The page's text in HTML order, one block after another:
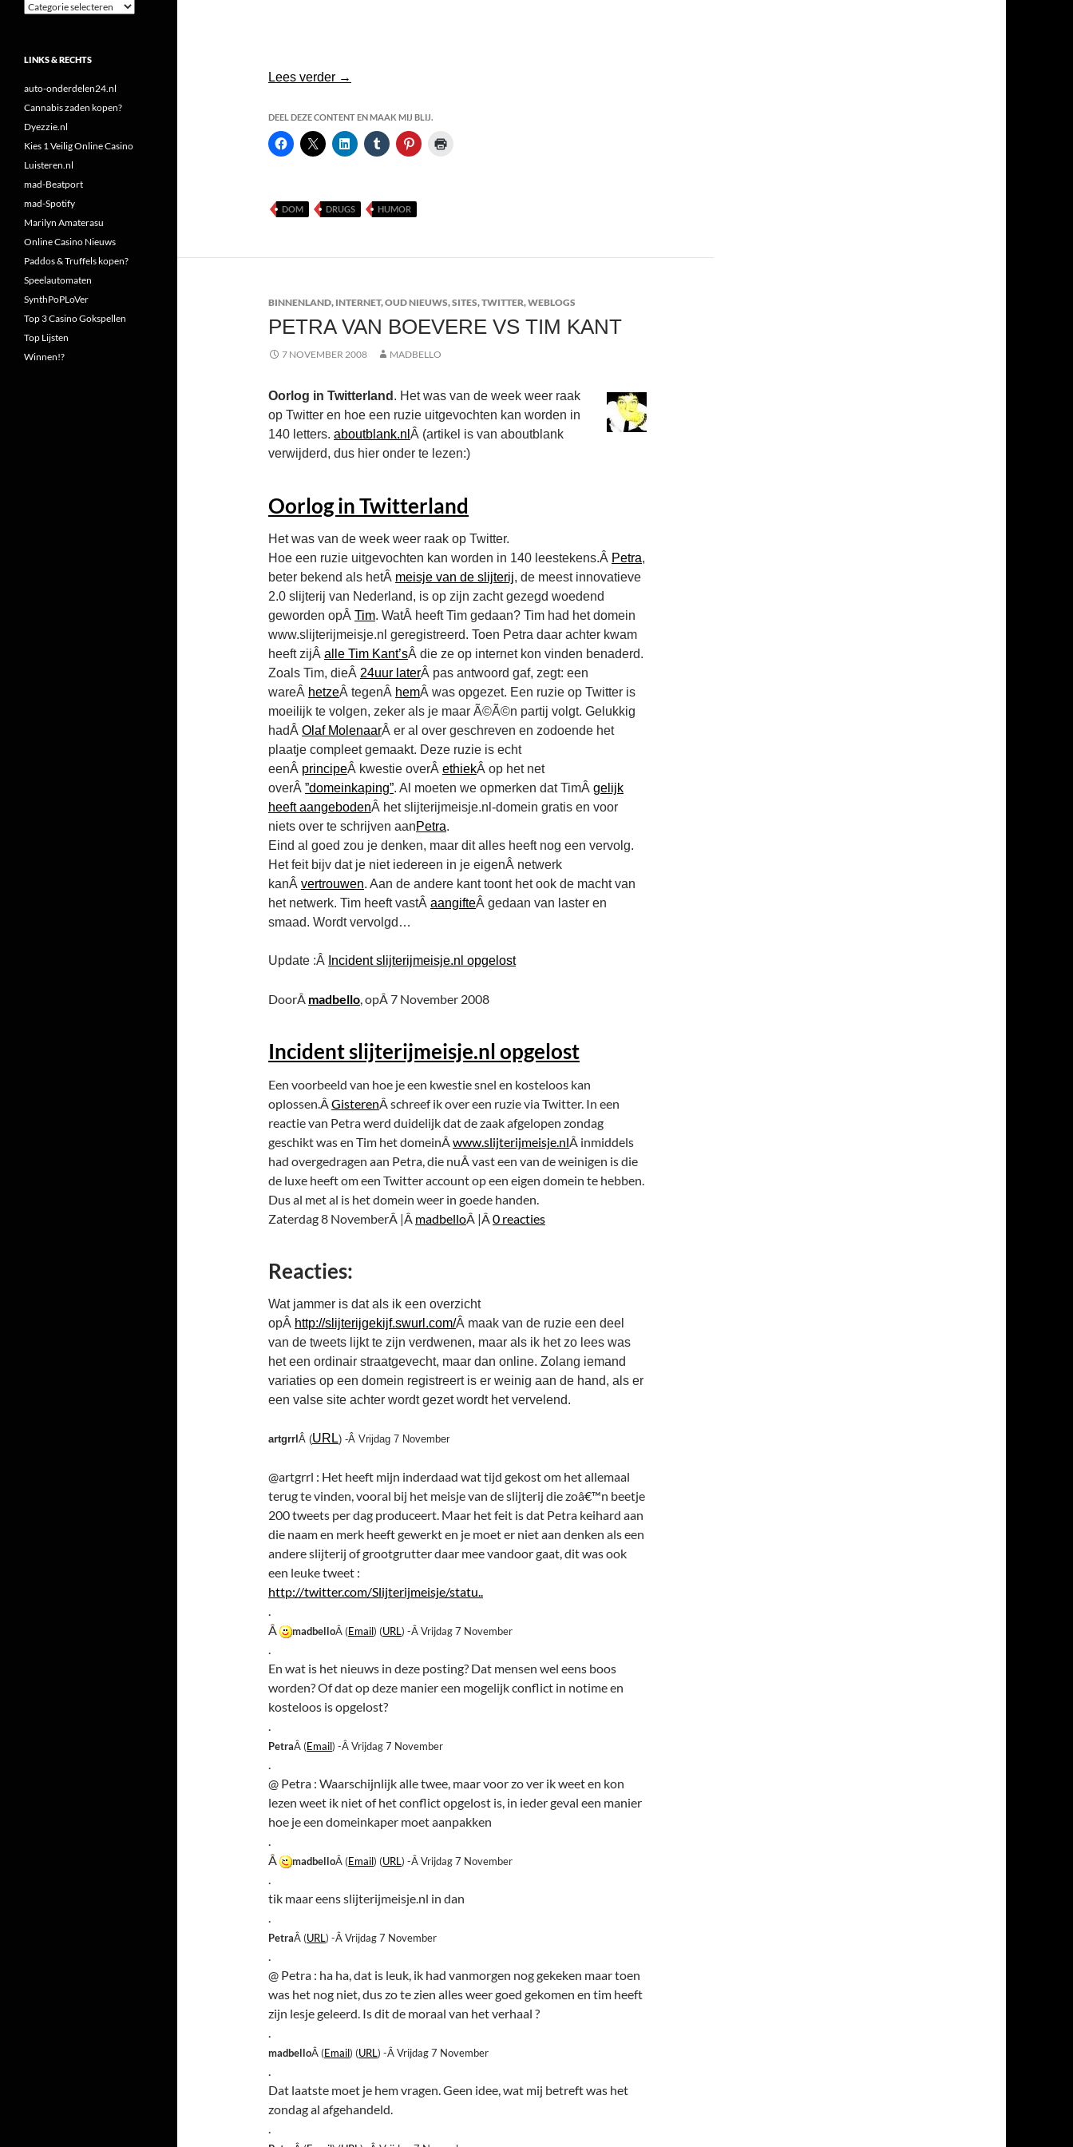
Lees verder Coke snuiven vanaf je paspoort voor de camera
→
DEEL DEZE CONTENT EN MAAK MIJ BLIJ.
DOM DRUGS HUMOR
BINNENLAND, INTERNET,OUD NIEUWS,SITES,TWITTER,WEBLOGS
PETRA VAN BOEVERE VS TIM KANT
7 NOVEMBER 2008 MADBELLO
Oorlog in Twitterland . Het was van de week weer raak
op Twitter en hoe een ruzie uitgevochten kan worden in
140 letters. aboutblank.nl Â (artikel is van aboutblank
verwijderd, dus hier onder te lezen:)
Oorlog in Twitterland
Het was van de week weer raak op Twitter.
Hoe een ruzie uitgevochten kan worden in 140 leestekens.Â Petra,
beter bekend als hetÂ meisje van de slijterij, de meest innovatieve
2.0 slijterij van Nederland, is op zijn zacht gezegd woedend
geworden opÂ Tim. WatÂ heeft Tim gedaan? Tim had het domein
www.slijterijmeisje.nl geregistreerd. Toen Petra daar achter kwam
heeft zijÂ alle Tim Kant’sÂ die ze op internet kon vinden benaderd.
Zoals Tim, dieÂ 24uur laterÂ pas antwoord gaf, zegt: een
wareÂ hetzeÂ tegenÂ hemÂ was opgezet. Een ruzie op Twitter is
moeilijk te volgen, zeker als je maar Ã©Ã©n partij volgt. Gelukkig
hadÂ Olaf MolenaarÂ er al over geschreven en zodoende het
plaatje compleet gemaakt. Deze ruzie is echt
eenÂ principeÂ kwestie overÂ ethiekÂ op het net
overÂ ”domeinkaping”. Al moeten we opmerken dat TimÂ gelijk
heeft aangebodenÂ het slijterijmeisje.nl-domein gratis en voor
niets over te schrijven aanPetra.
Eind al goed zou je denken, maar dit alles heeft nog een vervolg.
Het feit bijv dat je niet iedereen in je eigenÂ netwerk
kanÂ vertrouwen. Aan de andere kant toont het ook de macht van
het netwerk. Tim heeft vastÂ aangifteÂ gedaan van laster en
smaad. Wordt vervolgd…
Update :Â Incident slijterijmeisje.nl opgelost
DoorÂ madbello, opÂ 7 November 2008
Incident slijterijmeisje.nl opgelost
Een voorbeeld van hoe je een kwestie snel en kosteloos kan
oplossen.ÂGisterenÂ schreef ik over een ruzie via Twitter. In een
reactie van Petra werd duidelijk dat de zaak afgelopen zondag
geschikt was en Tim het domeinÂwww.slijterijmeisje.nlÂ inmiddels
had overgedragen aan Petra, die nuÂ vast een van de weinigen is die
de luxe heeft om een Twitter account op een eigen domein te hebben.
Dus al met al is het domein weer in goede handen.
Zaterdag 8 NovemberÂ |Â madbelloÂ |Â0 reacties
Reacties:
Wat jammer is dat als ik een overzicht
opÂ http://slijterijgekijf.swurl.com/Â maak van de ruzie een deel
van de tweets lijkt te zijn verdwenen, maar als ik het zo lees was
het een ordinair straatgevecht, maar dan online. Zolang iemand
variaties op een domein registreert is er weinig aan de hand, als er
een valse site achter wordt gezet wordt het vervelend.
artgrrl Â (URL) -Â Vrijdag 7 November
@artgrrl : Het heeft mijn inderdaad wat tijd gekost om het allemaal
terug te vinden, vooral bij het meisje van de slijterij die zoâ€™n beetje
200 tweets per dag produceert. Maar het feit is dat Petra keihard aan
die naam en merk heeft gewerkt en je moet er niet aan denken als een
andere slijterij of grootgrutter daar mee vandoor gaat, dit was ook
een leuke tweet :
http://twitter.com/Slijterijmeisje/statu..
.
Â
madbelloÂ (Email) (URL) -Â Vrijdag 7 November
.
En wat is het nieuws in deze posting? Dat mensen wel eens boos
worden? Of dat op deze manier een mogelijk conflict in notime en
kosteloos is opgelost?
.
PetraÂ (Email) -Â Vrijdag 7 November
.
@ Petra : Waarschijnlijk alle twee, maar voor zo ver ik weet en kon
lezen weet ik niet of het conflict opgelost is, in ieder geval een manier
hoe je een domeinkaper moet aanpakken
.
Â
madbelloÂ (Email) (URL) -Â Vrijdag 7 November
.
tik maar eens slijterijmeisje.nl in dan
.
PetraÂ (URL) -Â Vrijdag 7 November
.
@ Petra : ha ha, dat is leuk, ik had vanmorgen nog gekeken maar toen
was het nog niet, dus zo te zien alles weer goed gekomen en tim heeft
zijn lesje geleerd. Is dit de moraal van het verhaal ?
.
madbelloÂ (Email) (URL) -Â Vrijdag 7 November
.
Dat laatste moet je hem vragen. Geen idee, wat mij betreft was het
zondag al afgehandeld.
.
Categorieën
LINKS & RECHTS
auto-onderdelen24.nl
Cannabis zaden kopen?
Dyezzie.nl
Kies 1 Veilig Online Casino
Luisteren.nl
mad-Beatport
mad-Spotify
Marilyn Amaterasu
Online Casino Nieuws
Paddos & Truffels kopen?
Speelautomaten
SynthPoPLoVer
Top 3 Casino Gokspellen
Top Lijsten
Winnen!?